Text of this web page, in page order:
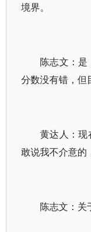
境界。
陈志文：是
分数没有错，但
黄达人：现
敢说我不介意的
陈志文：关